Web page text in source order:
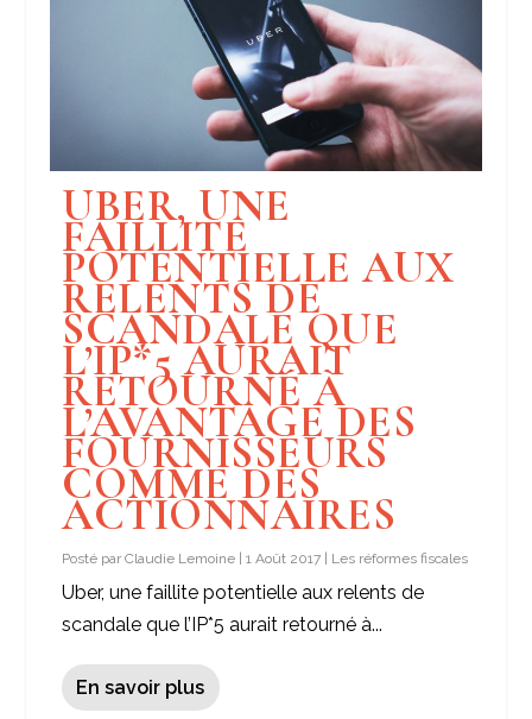
UBER, UNE
FAILLITE
POTENTIELLE AUX
RELENTS DE
SCANDALE QUE
L’IP*5 AURAIT
RETOURNÉ À
L’AVANTAGE DES
FOURNISSEURS
COMME DES
ACTIONNAIRES
Posté parClaudie Lemoine |1 Août 2017 | Les réformes fiscales
Uber, une faillite potentielle aux relents de
scandale que l’IP*5 aurait retourné à...
En savoir plus